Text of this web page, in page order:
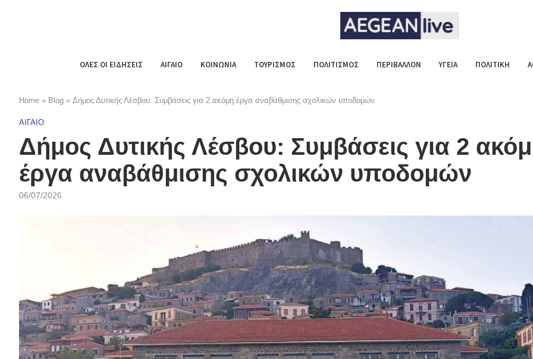
ΟΛΕΣ ΟΙ ΕΙΔΗΣΕΙΣ ΑΙΓΑΙΟ ΚΟΙΝΩΝΙΑ ΤΟΥΡΙΣΜΟΣ ΠΟΛΙΤΙΣΜΟΣ ΠΕΡΙΒΑΛΛΟΝ ΥΓΕΙΑ ΠΟΛΙΤΙΚΗ
Home » Blog » Δήμος Δυτικής Λέσβου: Συμβάσεις για 2 ακόμη έργα αναβάθμισης σχολικών υποδομών
ΑΙΓΑΙΟ
Δήμος Δυτικής Λέσβου: Συμβάσεις για 2
έργα αναβάθμισης σχολικών υποδομών
06/07/2026